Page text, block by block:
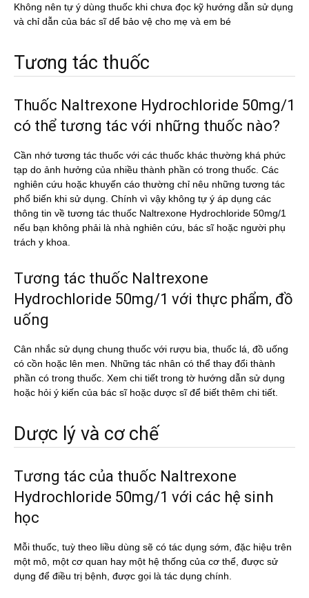
Không nên tự ý dùng thuốc khi chưa đọc kỹ hướng dẫn sử dụng
và chỉ dẫn của bác sĩ dể bảo vệ cho mẹ và em bé
Tương tác thuốc
Thuốc Naltrexone Hydrochloride 50mg/1
có thể tương tác với những thuốc nào?
Cần nhớ tương tác thuốc với các thuốc khác thường khá phức
tạp do ảnh hưởng của nhiều thành phần có trong thuốc. Các
nghiên cứu hoặc khuyến cáo thường chỉ nêu những tương tác
phổ biến khi sử dụng. Chính vì vậy không tự ý áp dụng các
thông tin về tương tác thuốc Naltrexone Hydrochloride 50mg/1
nếu bạn không phải là nhà nghiên cứu, bác sĩ hoặc người phụ
trách y khoa.
Tương tác thuốc Naltrexone
Hydrochloride 50mg/1 với thực phẩm, đồ
uống
Cân nhắc sử dụng chung thuốc với rượu bia, thuốc lá, đồ uống
có cồn hoặc lên men. Những tác nhân có thể thay đổi thành
phần có trong thuốc. Xem chi tiết trong tờ hướng dẫn sử dụng
hoặc hỏi ý kiến của bác sĩ hoặc dược sĩ để biết thêm chi tiết.
Dược lý và cơ chế
Tương tác của thuốc Naltrexone
Hydrochloride 50mg/1 với các hệ sinh
học
Mỗi thuốc, tuỳ theo liều dùng sẽ có tác dụng sớm, đặc hiệu trên
một mô, một cơ quan hay một hệ thống của cơ thể, được sử
dụng để điều trị bệnh, được gọi là tác dụng chính.